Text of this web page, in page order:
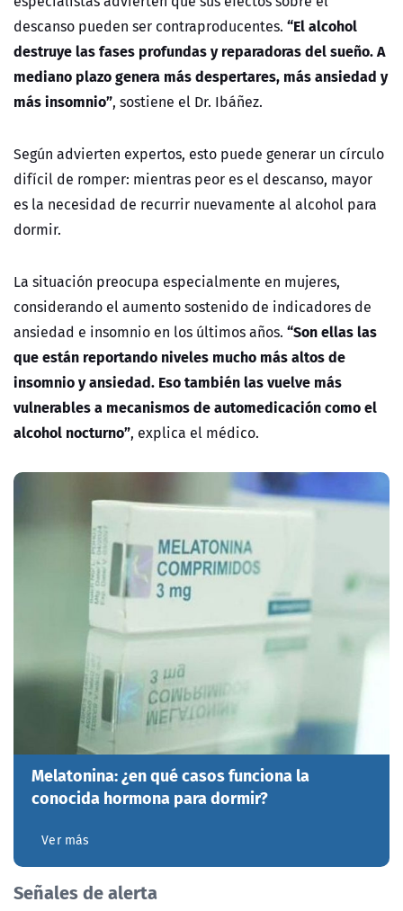
descanso pueden ser contraproducentes. “El alcohol
destruye las fases profundas y reparadoras del sueño. A
mediano plazo genera más despertares, más ansiedad y
más insomnio”, sostiene el Dr. Ibáñez.
Según advierten expertos, esto puede generar un círculo
difícil de romper: mientras peor es el descanso, mayor
es la necesidad de recurrir nuevamente al alcohol para
dormir.
La situación preocupa especialmente en mujeres,
considerando el aumento sostenido de indicadores de
ansiedad e insomnio en los últimos años. “Son ellas las
que están reportando niveles mucho más altos de
insomnio y ansiedad. Eso también las vuelve más
vulnerables a mecanismos de automedicación como el
alcohol nocturno”, explica el médico.
Melatonina: ¿en qué casos funciona la
conocida hormona para dormir?
Ver más
Señales de alerta